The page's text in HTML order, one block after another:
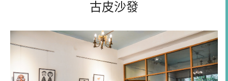
古皮沙發